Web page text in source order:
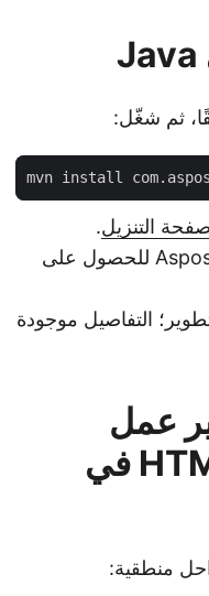
التنزيل.
التفاصيل موجودة
عمل
تحويل CSV إلى HTML في
منطقية: